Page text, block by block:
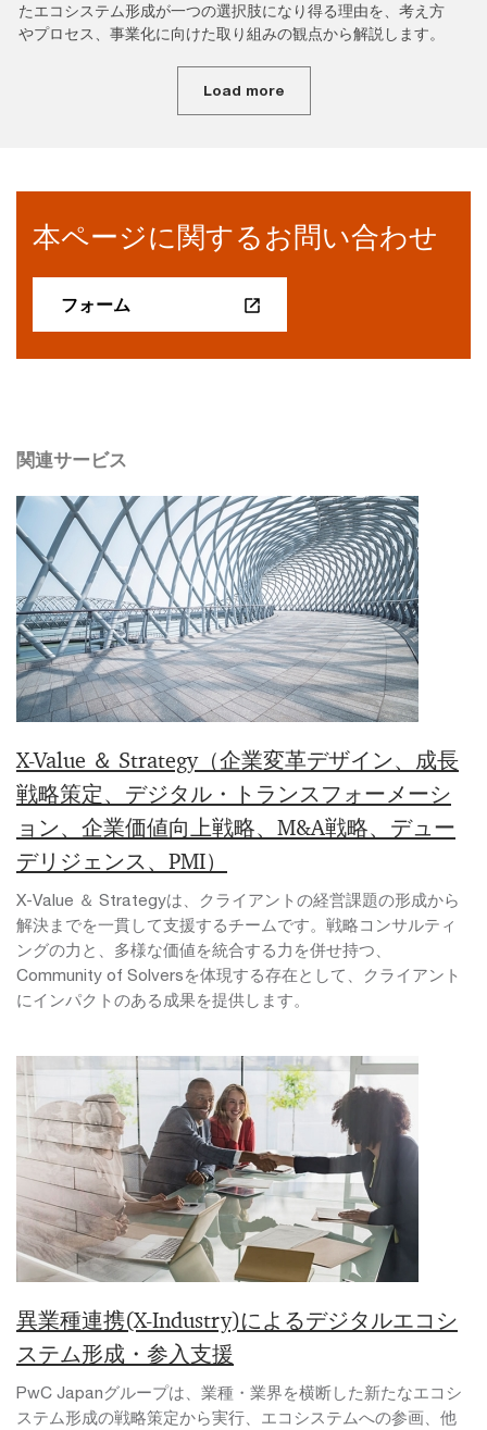
たエコシステム形成が一つの選択肢になり得る理由を、考え方
やプロセス、事業化に向けた取り組みの観点から解説します。
Load more
本ページに関するお問い合わせ
フォーム
関連サービス
X-Value ＆ Strategy（企業変革デザイン、成長
戦略策定、デジタル・トランスフォーメーシ
ョン、企業価値向上戦略、M&A戦略、デュー
デリジェンス、PMI）
X-Value ＆ Strategyは、クライアントの経営課題の形成から
解決までを一貫して支援するチームです。戦略コンサルティ
ングの力と、多様な価値を統合する力を併せ持つ、
Community of Solversを体現する存在として、クライアント
にインパクトのある成果を提供します。
異業種連携(X-Industry)によるデジタルエコシ
ステム形成・参入支援
PwC Japanグループは、業種・業界を横断した新たなエコシ
ステム形成の戦略策定から実行、エコシステムへの参画、他